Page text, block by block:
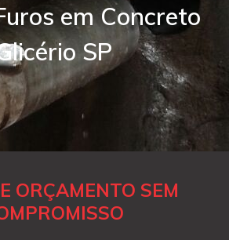
em Concreto
SP
ORÇAMENTO SEM